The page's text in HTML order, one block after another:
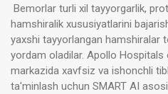
Bemorlar turli xil tayyorgarlik,
hamshiralik xususiyatlarini
yaxshi tayyorlangan hamshiralar
yordam oladilar. Apollo
markazida xavfsiz va ishonchli
ta'minlash uchun SMART AI